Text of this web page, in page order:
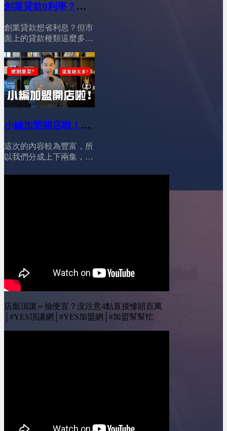
&nbsp;08:34最終提醒與行
========================YES
加盟訂閱我的Youtube頻
wei&nbsp;&nbsp;YES加盟
線上加盟展：
https://yesally.com.tw/index_hot.php
按讚我的Facebook專頁：
https://www.facebook.com/yestopone
按讚我的Instagram專頁：
戰」。加盟主不再只追人
牌的實際營運能力；總部
也不只是賣加盟，而必須
具備經營、輔導、數據與
策略的能力。再加上 AI
與曝光管道全面重組，沒
有真實力的品牌，正在被
市場快速淘汰。這七個現
況，會直接影響你適不適
能不能活下來。
創業資金變貴了，但加盟
門檻卻更低&nbsp;01:55
更警慎&nbsp;02:48 市場
市場正在淘汰沒有真實力
的品牌
========================YES
加盟訂閱我的Youtube頻
道 ：&nbsp;@leo-
wei&nbsp;&nbsp;YES加盟
創業貸款0利率？加
│YES加盟│加盟幫幫
創業貸款想省利息？但市
面上的貸款種類這麼多，
新手創業者來說，選對貸
款很重要，尤其是打算加
盟品牌、快速開店的人，
找對資金管道，不只可以
減輕初期壓力，還能把省
營運效率。想穩穩踏出創
你的貸款，真的差很多！
========================01:26
貸?!05:53 青創貸款&amp;
按讚我的Facebook專頁：
https://www.facebook.com/yestopone
按讚我的Instagram專頁：
小編加盟開店啦！
幫幫忙
這次的內容較為豐富，所
以我們分成上下兩集，
享給大家！ #加盟 #開店
#創業 #沈記脆皮五花豬
00:45 如何篩選品牌?
02:11 遇到特殊狀況?!
按讚我的Facebook專頁：
店面頂讓＝撿便宜？沒注意4點直接慘賠百萬
│#YES頂讓網│#YES加盟網│#加盟幫幫忙